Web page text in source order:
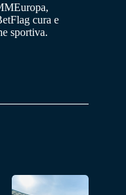
cura e
sportiva.